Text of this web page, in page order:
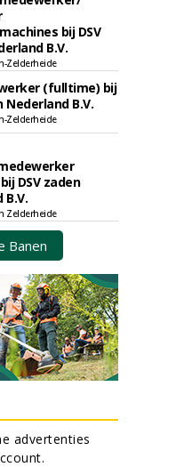
bij DSV
B.V.
Zelderheide
(fulltime) bij
Nederland B.V.
Zelderheide
DSV zaden
B.V.
Zelderheide
Banen
advertenties